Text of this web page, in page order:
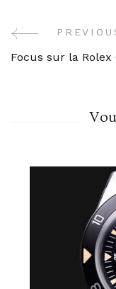
Post
Focus sur la Rolex